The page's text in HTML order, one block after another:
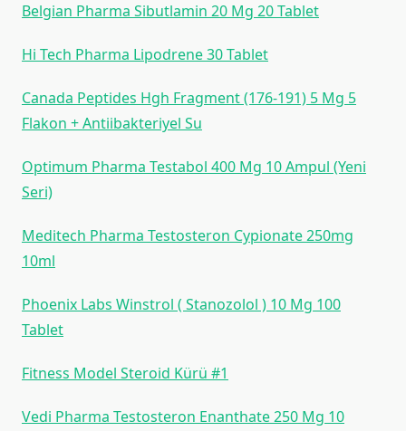
Belgian Pharma Sibutlamin 20 Mg 20 Tablet
Hi Tech Pharma Lipodrene 30 Tablet
Canada Pepti̇des Hgh Fragment (176-191) 5 Mg 5
Flakon + Anti̇i̇bakteri̇yel Su
Optimum Pharma Testabol 400 Mg 10 Ampul (Yeni
Seri)
Medi̇tech Pharma Testosteron Cypi̇onate 250mg
10ml
Phoenix Labs Winstrol ( Stanozolol ) 10 Mg 100
Tablet
Fitness Model Steroid Kürü #1
Vedi Pharma Testosteron Enanthate 250 Mg 10